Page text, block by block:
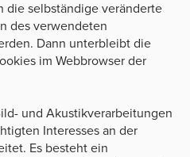
die selbständige veränderte
des verwendeten
Dann unterbleibt die
im Webbrowser der
und Akustikverarbeitungen
Interesses an der
Es besteht ein